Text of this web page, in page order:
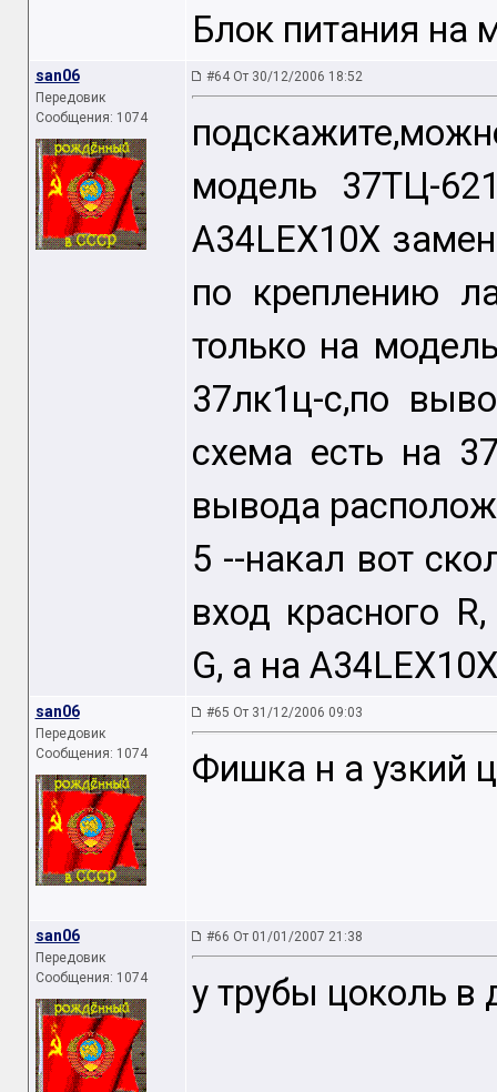
Блок питания на
san06
Передовик
Сообщения: 1074
#64 От 30/12/2006 18:52
модель 37ТЦ-
A34LEX10X
по креплению
только на
37лк1ц-с,по
схема есть на
вывода
5 --накал вот
вход красного
G, а на
san06
Передовик
Сообщения: 1074
#65 От 31/12/2006 09:03
Фишка н а узкий
san06
Передовик
Сообщения: 1074
#66 От 01/01/2007 21:38
у трубы цоколь